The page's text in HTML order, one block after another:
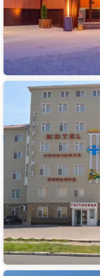
Гостиница
Сюрприз
Космонавтов